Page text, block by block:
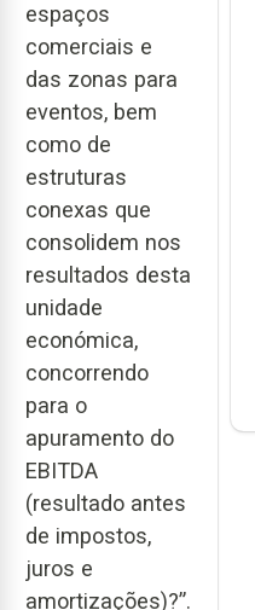
espaços
comerciais e
das zonas para
eventos, bem
como de
estruturas
conexas que
consolidem nos
resultados desta
unidade
económica,
concorrendo
para o
apuramento do
EBITDA
(resultado antes
de impostos,
juros e
amortizações)?”.